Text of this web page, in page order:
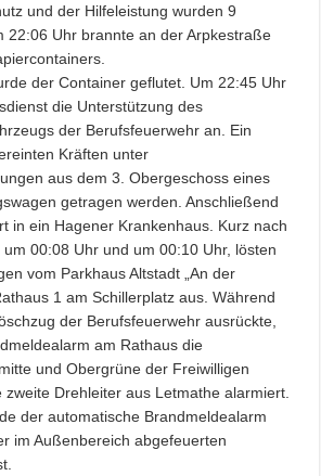
und der Hilfeleistung wurden 9
22:06 Uhr brannte an der Arpkestraße
der Container geflutet. Um 22:45 Uhr
die Unterstützung des
der Berufsfeuerwehr an. Ein
Kräften unter
aus dem 3. Obergeschoss eines
getragen werden. Anschließend
in ein Hagener Krankenhaus. Kurz nach
00:08 Uhr und um 00:10 Uhr, lösten
vom Parkhaus Altstadt „An der
1 am Schillerplatz aus. Während
der Berufsfeuerwehr ausrückte,
am Rathaus die
und Obergrüne der Freiwilligen
Drehleiter aus Letmathe alarmiert.
der automatische Brandmeldealarm
im Außenbereich abgefeuerten